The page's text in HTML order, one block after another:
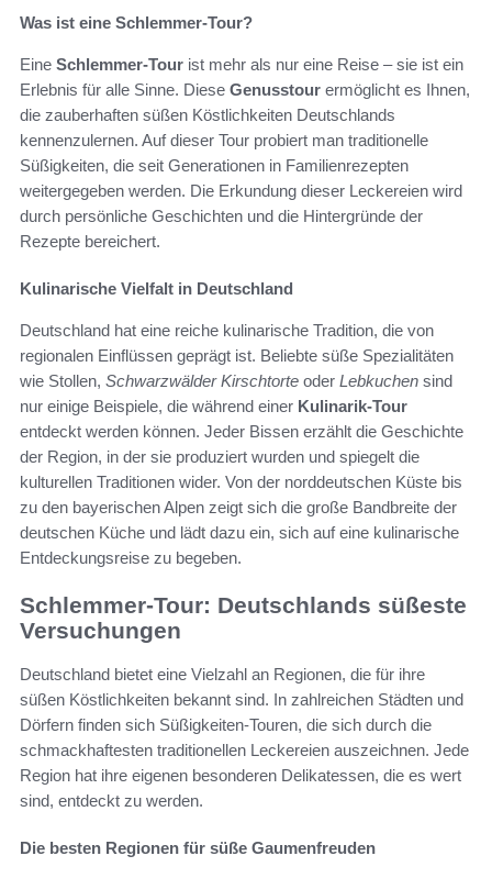
Was ist eine Schlemmer-Tour?
Eine Schlemmer-Tour ist mehr als nur eine Reise – sie ist ein
Erlebnis für alle Sinne. Diese Genusstour ermöglicht es Ihnen,
die zauberhaften süßen Köstlichkeiten Deutschlands
kennenzulernen. Auf dieser Tour probiert man traditionelle
Süßigkeiten, die seit Generationen in Familienrezepten
weitergegeben werden. Die Erkundung dieser Leckereien wird
durch persönliche Geschichten und die Hintergründe der
Rezepte bereichert.
Kulinarische Vielfalt in Deutschland
Deutschland hat eine reiche kulinarische Tradition, die von
regionalen Einflüssen geprägt ist. Beliebte süße Spezialitäten
wie Stollen, Schwarzwälder Kirschtorte oder Lebkuchen sind
nur einige Beispiele, die während einer Kulinarik-Tour
entdeckt werden können. Jeder Bissen erzählt die Geschichte
der Region, in der sie produziert wurden und spiegelt die
kulturellen Traditionen wider. Von der norddeutschen Küste bis
zu den bayerischen Alpen zeigt sich die große Bandbreite der
deutschen Küche und lädt dazu ein, sich auf eine kulinarische
Entdeckungsreise zu begeben.
Schlemmer-Tour: Deutschlands süßeste
Versuchungen
Deutschland bietet eine Vielzahl an Regionen, die für ihre
süßen Köstlichkeiten bekannt sind. In zahlreichen Städten und
Dörfern finden sich Süßigkeiten-Touren, die sich durch die
schmackhaftesten traditionellen Leckereien auszeichnen. Jede
Region hat ihre eigenen besonderen Delikatessen, die es wert
sind, entdeckt zu werden.
Die besten Regionen für süße Gaumenfreuden